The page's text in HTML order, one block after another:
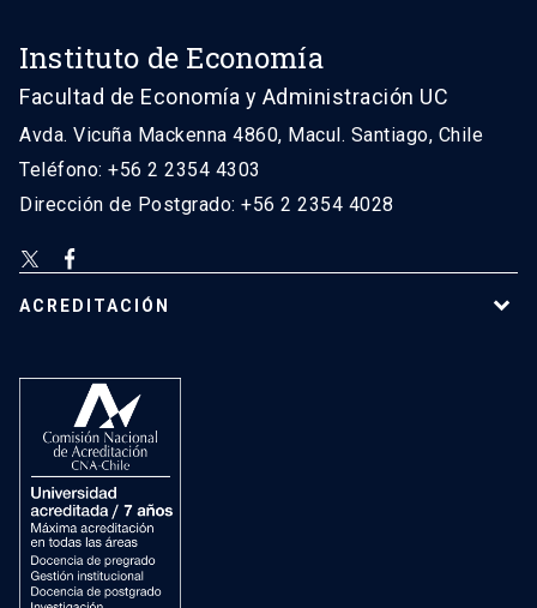
Instituto de Economía
Facultad de Economía y Administración UC
Avda. Vicuña Mackenna 4860, Macul. Santiago, Chile
Teléfono: +56 2 2354 4303
Dirección de Postgrado: +56 2 2354 4028
ACREDITACIÓN